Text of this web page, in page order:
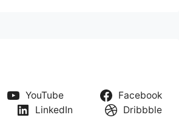
YouTube
Facebook
LinkedIn Dribbble